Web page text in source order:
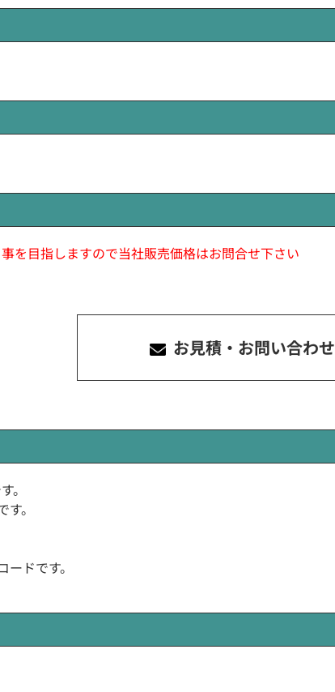
を目指しますので当社販売価格はお問合せ下さい
お見積・お問い合わせ
。
。
ドです。